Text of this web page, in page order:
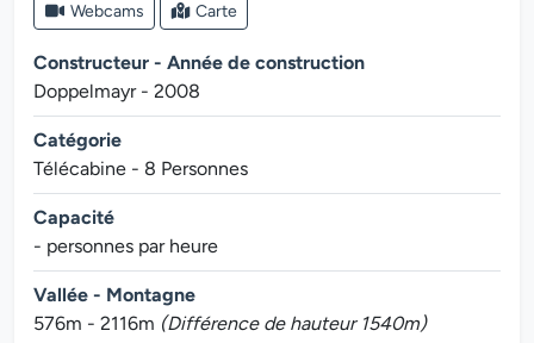
Webcams Carte
Constructeur - Année de construction
Doppelmayr - 2008
Catégorie
Télécabine - 8 Personnes
Capacité
- personnes par heure
Vallée - Montagne
576m - 2116m (Différence de hauteur 1540m)